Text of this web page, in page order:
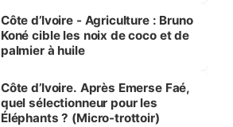
Côte d’Ivoire - Agriculture : Bruno
Koné cible les noix de coco et de
palmier à huile
Côte d’Ivoire. Après Emerse Faé,
quel sélectionneur pour les
Éléphants ? (Micro-trottoir)